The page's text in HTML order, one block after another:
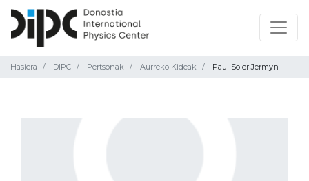
Hasiera DIPC Pertsonak Aurreko Kideak Paul Soler Jermyn